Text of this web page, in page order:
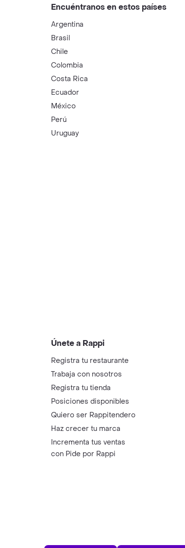
Encuéntranos en estos países
Argentina
Brasil
Chile
Colombia
Costa Rica
Ecuador
México
Perú
Uruguay
Únete a Rappi
Registra tu restaurante
Trabaja con nosotros
Registra tu tienda
Posiciones disponibles
Quiero ser Rappitendero
Haz crecer tu marca
Incrementa tus ventas
con Pide por Rappi